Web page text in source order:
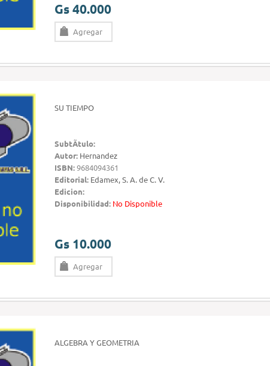
Gs 40.000
Agregar
SU TIEMPO
SubtÃ­tulo:
Autor: Hernandez
ISBN:9684094361
Editorial: Edamex, S. A. de C. V.
Edicion:
Disponibilidad: No Disponible
Gs 10.000
Agregar
ALGEBRA Y GEOMETRIA